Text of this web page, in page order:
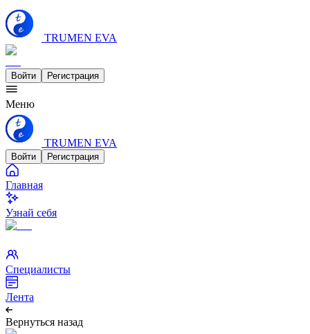
TRUMEN EVA
Войти Регистрация
Меню
TRUMEN EVA
Войти Регистрация
Главная
Узнай себя
Специалисты
Лента
Вернуться назад